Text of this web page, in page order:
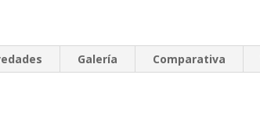
Galería Comparativa